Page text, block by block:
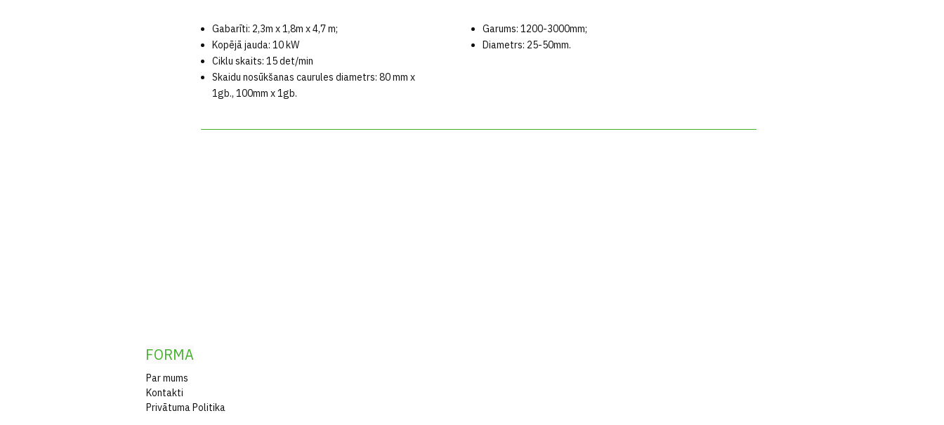
Gabarīti: 2,3m x 1,8m x 4,7 m;
Kopējā jauda: 10 kW
Ciklu skaits: 15 det/min
Skaidu nosūkšanas caurules diametrs: 80 mm x
1gb., 100mm x 1gb.
Garums: 1200-3000mm;
Diametrs: 25-50mm.
FORMA
Par mums
Kontakti
Privātuma Politika